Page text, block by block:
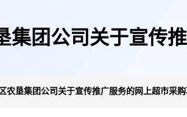
集团公司关于宣传
农垦集团公司关于宣传推广服务的网上超市采